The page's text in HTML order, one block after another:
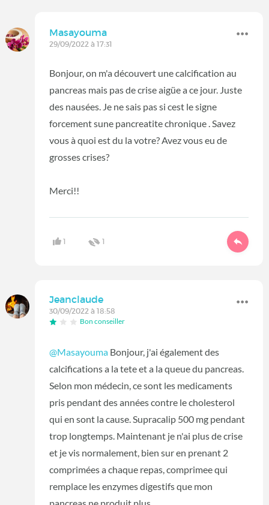
Masayouma
29/09/2022 à 17:31
Bonjour, on m'a découvert une calcification au
pancreas mais pas de crise aigüe a ce jour. Juste
des nausées. Je ne sais pas si cest le signe
forcement sune pancreatite chronique . Savez
vous à quoi est du la votre? Avez vous eu de
grosses crises?
Merci!!
1 1
Jeanclaude
30/09/2022 à 18:58
Bon conseiller
@Masayouma Bonjour, j'ai également des
calcifications a la tete et a la queue du pancreas.
Selon mon médecin, ce sont les medicaments
pris pendant des années contre le cholesterol
qui en sont la cause. Supracalip 500 mg pendant
trop longtemps. Maintenant je n'ai plus de crise
et je vis normalement, bien sur en prenant 2
comprimées a chaque repas, comprimee qui
remplace les enzymes digestifs que mon
pancreas ne produit plus.